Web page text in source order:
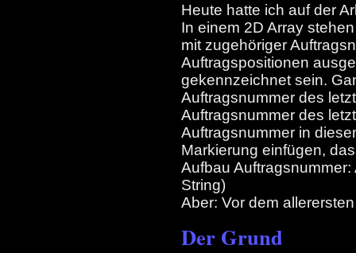
Heute hatte ich auf der
In einem 2D Array
mit zugehöriger
Auftragspositionen
gekennzeichnet sein.
Auftragsnummer des
Auftragsnummer des
Auftragsnummer in
Markierung einfügen,
Aufbau
String)
Aber: Vor dem
Der Grund